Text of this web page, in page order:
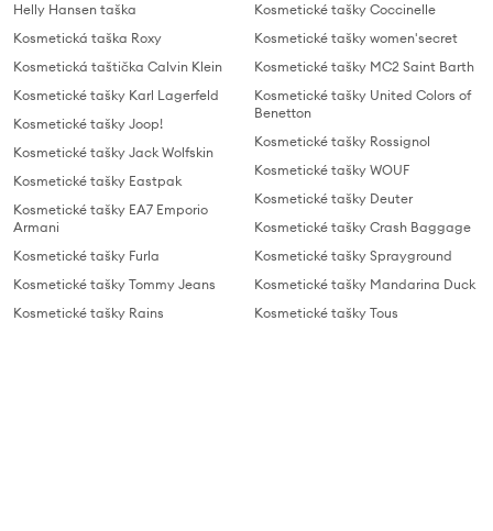
Helly Hansen taška
Kosmetická taška Roxy
Kosmetická taštička Calvin Klein
Kosmetické tašky Karl Lagerfeld
Kosmetické tašky Joop!
Kosmetické tašky Jack Wolfskin
Kosmetické tašky Eastpak
Kosmetické tašky EA7 Emporio
Armani
Kosmetické tašky Furla
Kosmetické tašky Tommy Jeans
Kosmetické tašky Rains
Kosmetické tašky Coccinelle
Kosmetické tašky women'secret
Kosmetické tašky MC2 Saint Barth
Kosmetické tašky United Colors of
Benetton
Kosmetické tašky Rossignol
Kosmetické tašky WOUF
Kosmetické tašky Deuter
Kosmetické tašky Crash Baggage
Kosmetické tašky Sprayground
Kosmetické tašky Mandarina Duck
Kosmetické tašky Tous